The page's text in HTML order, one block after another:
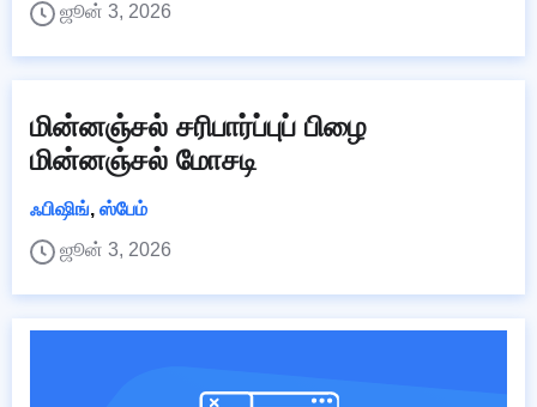
ஜூன் 3, 2026
மின்னஞ்சல் சரிபார்ப்புப் பிழை
மின்னஞ்சல் மோசடி
ஃபிஷிங், ஸ்பேம்
ஜூன் 3, 2026